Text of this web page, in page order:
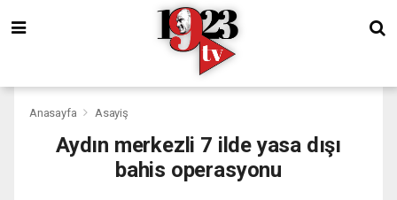
Anasayfa Asayiş
Aydın merkezli 7 ilde yasa dışı
bahis operasyonu